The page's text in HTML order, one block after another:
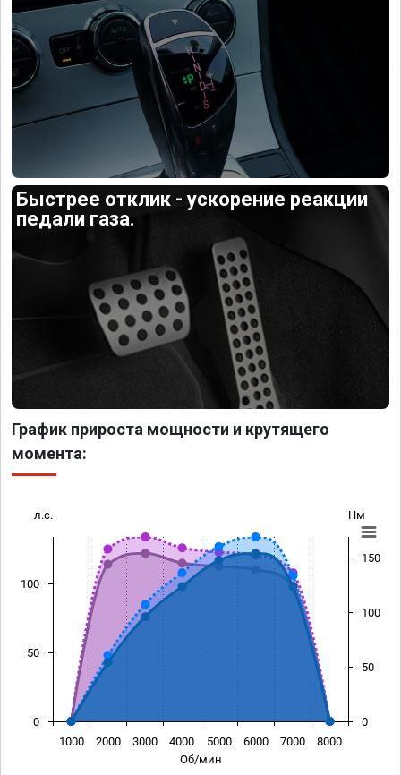
Быстрее отклик - ускорение реакции
педали газа.
График прироста мощности и крутящего
момента:
Об/мин
л.с. Нм
1000 2000 3000 4000 5000 6000 7000 8000
0
50
100
0
50
100
150